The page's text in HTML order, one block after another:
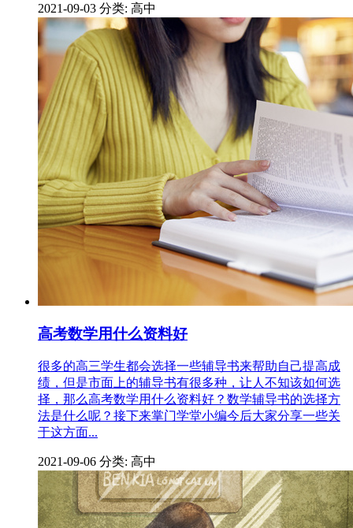
2021-09-03 分类: 高中
高考数学用什么资料好
很多的高三学生都会选择一些辅导书来帮助自己提高成
绩，但是市面上的辅导书有很多种，让人不知该如何选
择，那么高考数学用什么资料好？数学辅导书的选择方
法是什么呢？接下来掌门学堂小编今后大家分享一些关
于这方面...
2021-09-06 分类: 高中